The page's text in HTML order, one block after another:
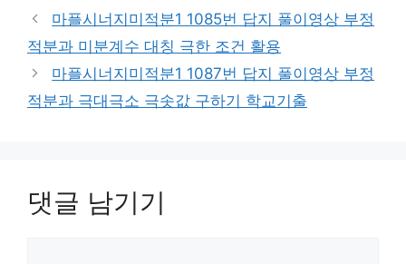
마플시너지미적분1 1085번 답지 풀이영상 부정
적분과 미분계수 대칭 극한 조건 활용
마플시너지미적분1 1087번 답지 풀이영상 부정
적분과 극대극소 극솟값 구하기 학교기출
댓글 남기기